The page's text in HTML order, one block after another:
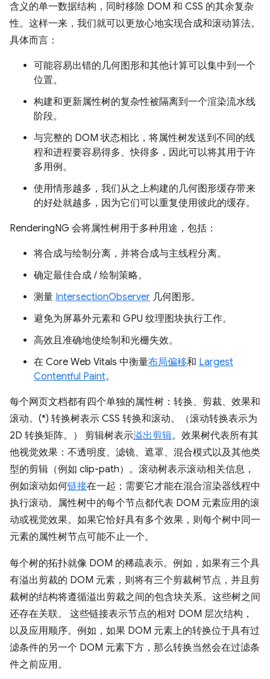
含义的单一数据结构，同时移除 DOM 和 CSS 的其余复杂
性。这样一来，我们就可以更放心地实现合成和滚动算法。
具体而言：
可能容易出错的几何图形和其他计算可以集中到一个
位置。
构建和更新属性树的复杂性被隔离到一个渲染流水线
阶段。
与完整的 DOM 状态相比，将属性树发送到不同的线
程和进程要容易得多、快得多，因此可以将其用于许
多用例。
使用情形越多，我们从之上构建的几何图形缓存带来
的好处就越多，因为它们可以重复使用彼此的缓存。
RenderingNG 会将属性树用于多种用途，包括：
将合成与绘制分离，并将合成与主线程分离。
确定最佳合成 / 绘制策略。
测量 IntersectionObserver 几何图形。
避免为屏幕外元素和 GPU 纹理图块执行工作。
高效且准确地使绘制和光栅失效。
在 Core Web Vitals 中衡量布局偏移和 Largest
Contentful Paint。
每个网页文档都有四个单独的属性树：转换、剪裁、效果和
滚动。(*) 转换树表示 CSS 转换和滚动。（滚动转换表示为
2D 转换矩阵。） 剪辑树表示溢出剪辑。效果树代表所有其
他视觉效果：不透明度、滤镜、遮罩、混合模式以及其他类
型的剪辑（例如 clip-path）。滚动树表示滚动相关信息，
例如滚动如何链接在一起；需要它才能在混合渲染器线程中
执行滚动。属性树中的每个节点都代表 DOM 元素应用的滚
动或视觉效果。如果它恰好具有多个效果，则每个树中同一
元素的属性树节点可能不止一个。
每个树的拓扑就像 DOM 的稀疏表示。例如，如果有三个具
有溢出剪裁的 DOM 元素，则将有三个剪裁树节点，并且剪
裁树的结构将遵循溢出剪裁之间的包含块关系。这些树之间
还存在关联。 这些链接表示节点的相对 DOM 层次结构，
以及应用顺序。例如，如果 DOM 元素上的转换位于具有过
滤条件的另一个 DOM 元素下方，那么转换当然会在过滤条
件之前应用。